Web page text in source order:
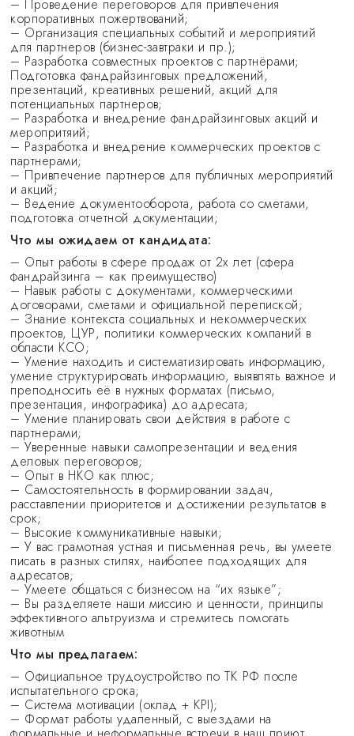
– Проведение переговоров для привлечения
корпоративных пожертвований;
– Организация специальных событий и мероприятий
для партнеров (бизнес-завтраки и пр.);
– Разработка совместных проектов с партнёрами;
Подготовка фандрайзинговых предложений,
презентаций, креативных решений, акций для
потенциальных партнеров;
– Разработка и внедрение фандрайзинговых акций и
меропритяий;
– Разработка и внедрение коммерческих проектов с
партнерами;
– Привлечение партнеров для публичных мероприятий
и акций;
– Ведение документооборота, работа со сметами,
подготовка отчетной документации;
Что мы ожидаем от кандидата:
– Опыт работы в сфере продаж от 2х лет (сфера
фандрайзинга – как преимущество)
– Hавык работы с документами, коммерческими
договорами, сметами и официальной перепиской;
– Знание контекста социальных и некоммерческих
проектов, ЦУР, политики коммерческих компаний в
области КСО;
– Умение находить и систематизировать информацию,
умение структурировать информацию, выявлять важное и
преподносить её в нужных форматах (письмо,
презентация, инфографика) до адресата;
– Умение планировать свои действия в работе с
партнерами;
– Уверенные навыки самопрезентации и ведения
деловых переговоров;
– Опыт в НКО как плюс;
– Самостоятельность в формировании задач,
расставлении приоритетов и достижении результатов в
срок;
– Высокие коммуникативные навыки;
– У вас грамотная устная и письменная речь, вы умеете
писать в разных стилях, наиболее подходящих для
адресатов;
– Умеете общаться с бизнесом на “их языке”;
– Вы разделяете наши миссию и ценности, принципы
эффективного альтруизма и стремитесь помогать
животным ​​​​​​​
Что мы предлагаем:
– Официальное трудоустройство по ТК РФ после
испытательного срока;
– Система мотивации (оклад + KPI);
– Формат работы удаленный, с выездами на